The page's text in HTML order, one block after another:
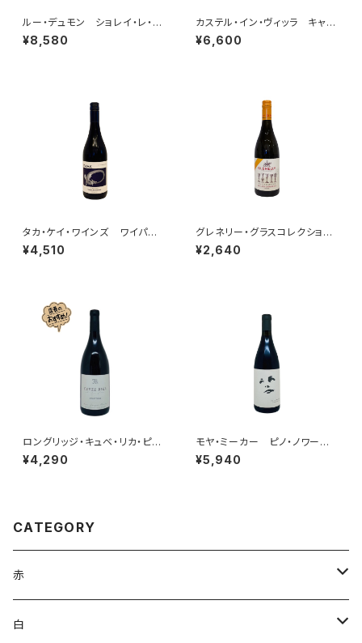
ルー・デュモン ショレイ・レ・ボ
ーヌ ルージュ 2022
¥8,580
カステル・イン・ヴィッラ キャン
ティ・クラシコ 2020
¥6,600
タカ・ケイ・ワインズ ワイパ
ラ ピノ・ノワール 2024
¥4,510
グレネリー・グラスコレクション・
¥2,640
ロングリッジ・キュベ・リカ・ピノ
ノワール 2023
¥4,290
モヤ・ミーカー ピノ・ノワー
ル 2024
¥5,940
CATEGORY
赤
ブルゴーニュ
白